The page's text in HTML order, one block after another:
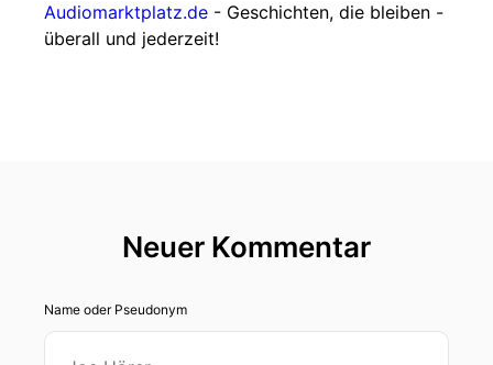
Audiomarktplatz.de - Geschichten, die bleiben -
überall und jederzeit!
Neuer Kommentar
Name oder Pseudonym